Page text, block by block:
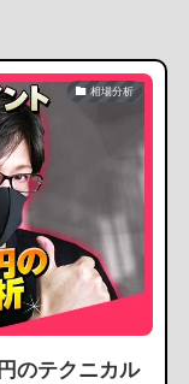
相場分析
のテクニカル